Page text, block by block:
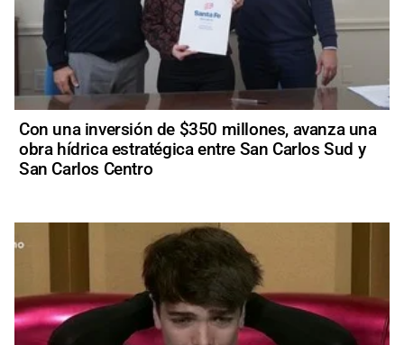
Con una inversión de $350 millones, avanza una
obra hídrica estratégica entre San Carlos Sud y
San Carlos Centro